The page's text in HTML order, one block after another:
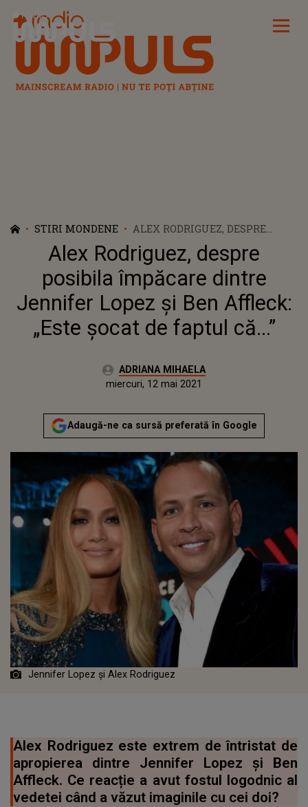
Radio Impuls
STIRI MONDENE
ALEX RODRIGUEZ, DESPRE
POSIBILA ÎMPĂCARE DINTRE
JENNIFER LOPEZ ȘI BEN
AFFLECK: „ESTE ȘOCAT DE
FAPTUL CĂ...”
Alex Rodriguez, despre
posibila împăcare dintre
Jennifer Lopez și Ben Affleck:
„Este șocat de faptul că...”
Autor:ADRIANA MIHAELA
Actualizat:
miercuri, 12 mai 2021
Adaugă-ne ca sursă preferată în Google
Jennifer Lopez și Alex Rodriguez
Alex Rodriguez este extrem de întristat de
apropierea dintre Jennifer Lopez și Ben
Affleck. Ce reacție a avut fostul logodnic al
vedetei când a văzut imaginile cu cei doi?